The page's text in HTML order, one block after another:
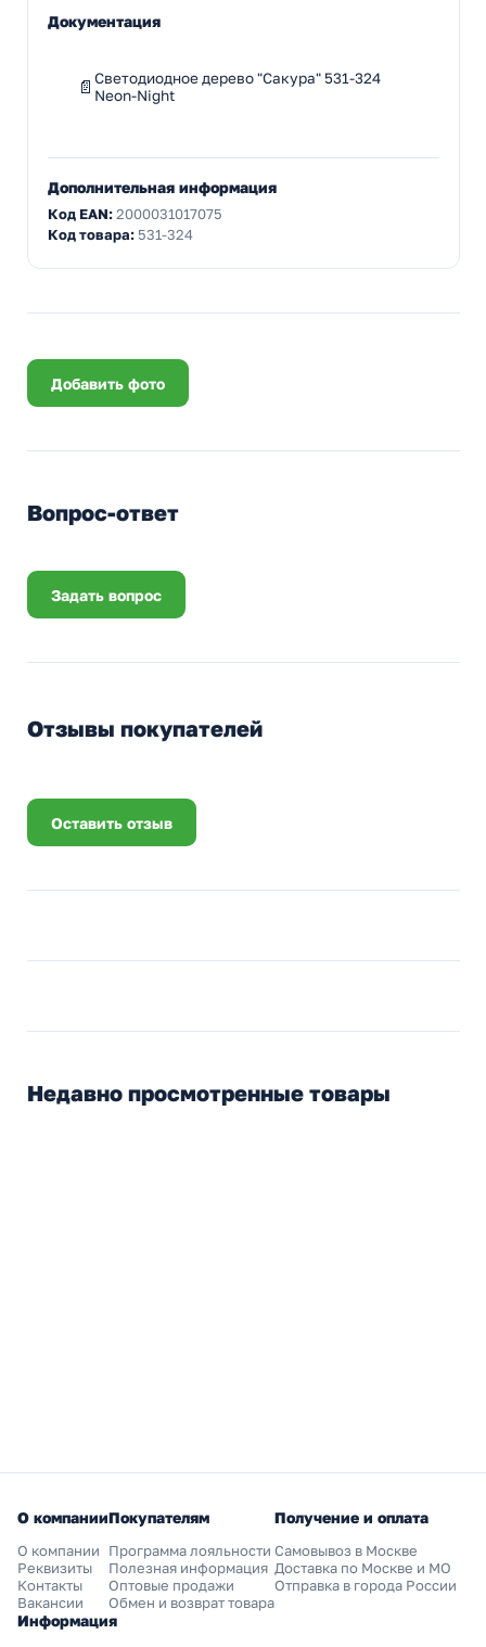
Документация
Светодиодное дерево "Сакура" 531-324
Neon-Night
Дополнительная информация
Код EAN:2000031017075
Код товара: 531-324
Добавить фото
Вопрос-ответ
Задать вопрос
Отзывы покупателей
Оставить отзыв
Недавно просмотренные товары
О компании
О компании
Реквизиты
Контакты
Вакансии
Покупателям
Программа лояльности
Полезная информация
Оптовые продажи
Обмен и возврат товара
Получение и оплата
Самовывоз в Москве
Доставка по Москве и МО
Отправка в города России
Информация